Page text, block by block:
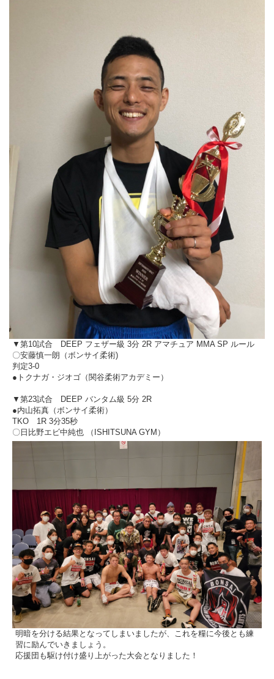
▼第10試合 DEEP フェザー級 3分 2R アマチュア MMA SP ルール
〇安藤慎一朗（ボンサイ柔術)
判定3-0
●トクナガ・ジオゴ（関谷柔術アカデミー）
▼第23試合 DEEP バンタム級 5分 2R
●内山拓真（ボンサイ柔術）
TKO 1R 3分35秒
〇日比野エビ中純也 （ISHITSUNA GYM）
明暗を分ける結果となってしまいましたが、これを糧に今後とも練
習に励んでいきましょう。
応援団も駆け付け盛り上がった大会となりました！